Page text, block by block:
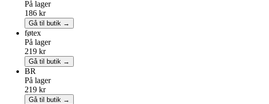
På lager
186 kr
Gå til butik →
føtex
På lager
219 kr
Gå til butik →
BR
På lager
219 kr
Gå til butik →